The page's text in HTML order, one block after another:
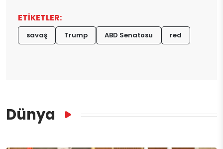
ETİKETLER:
savaş Trump ABD Senatosu red
Dünya